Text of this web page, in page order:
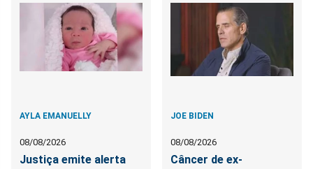
AYLA EMANUELLY
08/08/2026
Justiça emite alerta
JOE BIDEN
08/08/2026
Câncer de ex-